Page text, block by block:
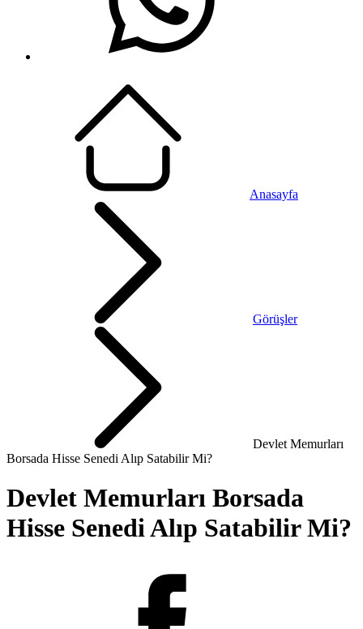
Anasayfa
Görüşler
Devlet Memurları
Borsada Hisse Senedi Alıp Satabilir Mi?
Devlet Memurları Borsada
Hisse Senedi Alıp Satabilir Mi?